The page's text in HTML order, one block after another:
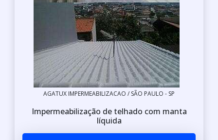
AGATUX IMPERMEABILIZACAO / SÃO PAULO - SP
Impermeabilização de telhado com manta
líquida